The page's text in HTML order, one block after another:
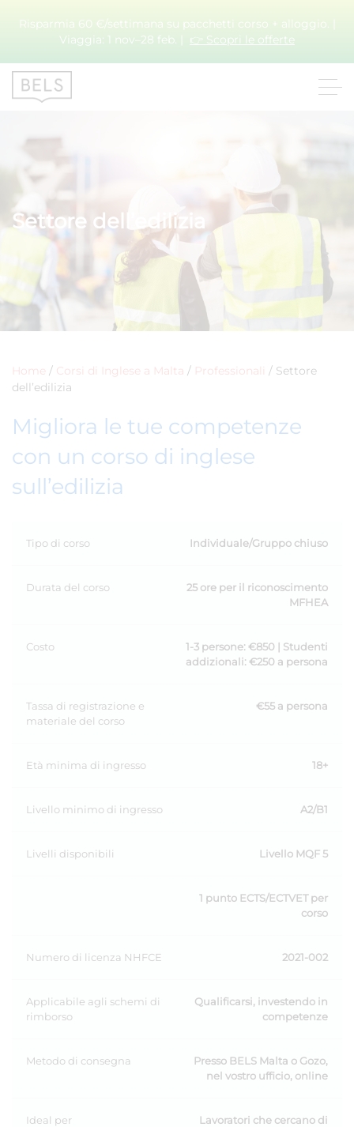
Risparmia 60 €/settimana su pacchetti corso + alloggio. |
Viaggia: 1 nov–28 feb. | 👉 Scopri le offerte
Settore dell’edilizia
Home / Corsi di Inglese a Malta / Professionali / Settore
dell’edilizia
Migliora le tue competenze
con un corso di inglese
sull’edilizia
Tipo di corso Individuale/Gruppo chiuso
Durata del corso
25 ore per il riconoscimento
MFHEA
Costo
1-3 persone: €850 | Studenti
addizionali: €250 a persona
Tassa di registrazione e
materiale del corso
€55 a persona
Età minima di ingresso 18+
Livello minimo di ingresso A2/B1
Livelli disponibili Livello MQF 5
1 punto ECTS/ECTVET per
corso
Numero di licenza NHFCE 2021-002
Applicabile agli schemi di
rimborso
Qualificarsi, investendo in
competenze
Metodo di consegna
Presso BELS Malta o Gozo,
nel vostro ufficio, online
Ideal per
Lavoratori che cercano di